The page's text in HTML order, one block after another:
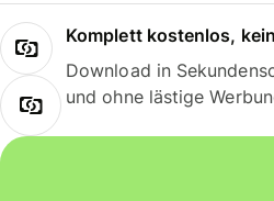
Komplett kostenlos,
Download in
und ohne lästige